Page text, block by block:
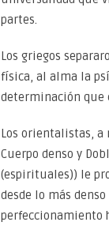
partes.
Los griegos
física, al alma la
determinación que
Los orientalistas, a
Cuerpo denso y
(espirituales)) le
desde lo más
perfeccionamiento